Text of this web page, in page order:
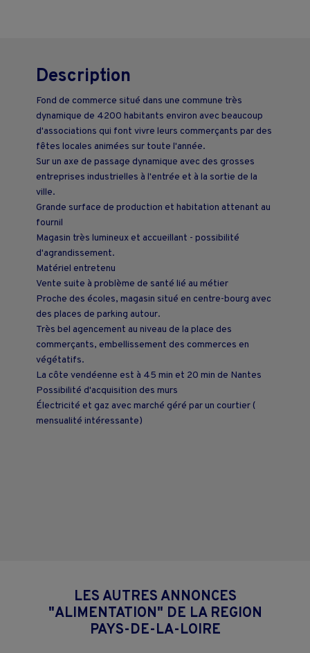
Description
Fond de commerce situé dans une commune très
dynamique de 4200 habitants environ avec beaucoup
d'associations qui font vivre leurs commerçants par des
fêtes locales animées sur toute l'année.
Sur un axe de passage dynamique avec des grosses
entreprises industrielles à l'entrée et à la sortie de la
ville.
Grande surface de production et habitation attenant au
fournil
Magasin très lumineux et accueillant - possibilité
d'agrandissement.
Matériel entretenu
Vente suite à problème de santé lié au métier
Proche des écoles, magasin situé en centre-bourg avec
des places de parking autour.
Très bel agencement au niveau de la place des
commerçants, embellissement des commerces en
végétatifs.
La côte vendéenne est à 45 min et 20 min de Nantes
Possibilité d'acquisition des murs
Électricité et gaz avec marché géré par un courtier (
mensualité intéressante)
LES AUTRES ANNONCES
"ALIMENTATION" DE LA REGION
PAYS-DE-LA-LOIRE